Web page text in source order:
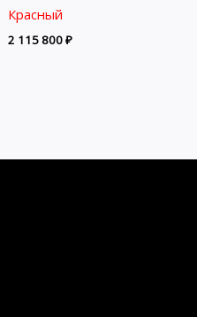
Красный
2 115 800₽